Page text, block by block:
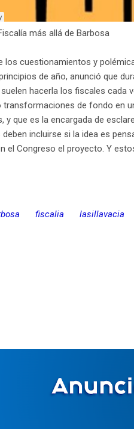
más allá de Barbosa
los cuestionamientos y
de año, anunció que
hacerla los fiscales cada
transformaciones de fondo en
y que es la encargada de
incluirse si la idea es
el Congreso el proyecto. Y
fiscalia lasillavacia